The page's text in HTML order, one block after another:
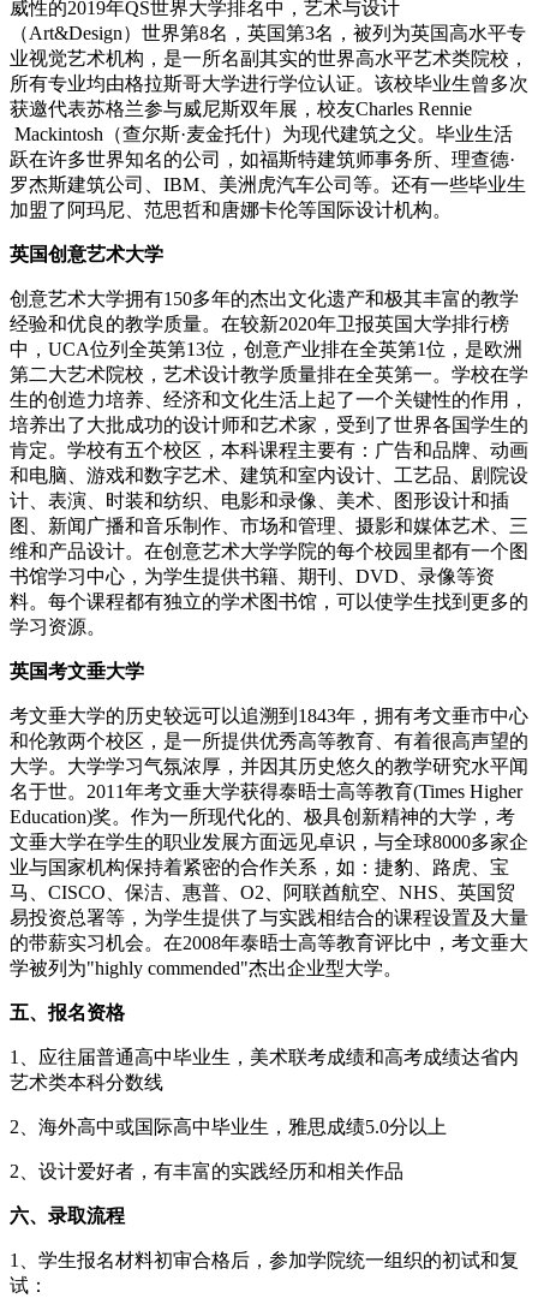
威性的2019年QS世界大学排名中，艺术与设计
（Art&Design）世界第8名，英国第3名，被列为英国高水平专
业视觉艺术机构，是一所名副其实的世界高水平艺术类院校，
所有专业均由格拉斯哥大学进行学位认证。该校毕业生曾多次
获邀代表苏格兰参与威尼斯双年展，校友Charles Rennie
Mackintosh（查尔斯·麦金托什）为现代建筑之父。毕业生活
跃在许多世界知名的公司，如福斯特建筑师事务所、理查德·
罗杰斯建筑公司、IBM、美洲虎汽车公司等。还有一些毕业生
加盟了阿玛尼、范思哲和唐娜卡伦等国际设计机构。
英国创意艺术大学
创意艺术大学拥有150多年的杰出文化遗产和极其丰富的教学
经验和优良的教学质量。在较新2020年卫报英国大学排行榜
中，UCA位列全英第13位，创意产业排在全英第1位，是欧洲
第二大艺术院校，艺术设计教学质量排在全英第一。学校在学
生的创造力培养、经济和文化生活上起了一个关键性的作用，
培养出了大批成功的设计师和艺术家，受到了世界各国学生的
肯定。学校有五个校区，本科课程主要有：广告和品牌、动画
和电脑、游戏和数字艺术、建筑和室内设计、工艺品、剧院设
计、表演、时装和纺织、电影和录像、美术、图形设计和插
图、新闻广播和音乐制作、市场和管理、摄影和媒体艺术、三
维和产品设计。在创意艺术大学学院的每个校园里都有一个图
书馆学习中心，为学生提供书籍、期刊、DVD、录像等资
料。每个课程都有独立的学术图书馆，可以使学生找到更多的
学习资源。
英国考文垂大学
考文垂大学的历史较远可以追溯到1843年，拥有考文垂市中心
和伦敦两个校区，是一所提供优秀高等教育、有着很高声望的
大学。大学学习气氛浓厚，并因其历史悠久的教学研究水平闻
名于世。2011年考文垂大学获得泰晤士高等教育(Times Higher
Education)奖。作为一所现代化的、极具创新精神的大学，考
文垂大学在学生的职业发展方面远见卓识，与全球8000多家企
业与国家机构保持着紧密的合作关系，如：捷豹、路虎、宝
马、CISCO、保洁、惠普、O2、阿联酋航空、NHS、英国贸
易投资总署等，为学生提供了与实践相结合的课程设置及大量
的带薪实习机会。在2008年泰晤士高等教育评比中，考文垂大
学被列为"highly commended"杰出企业型大学。
五、报名资格
1、应往届普通高中毕业生，美术联考成绩和高考成绩达省内
艺术类本科分数线
2、海外高中或国际高中毕业生，雅思成绩5.0分以上
2、设计爱好者，有丰富的实践经历和相关作品
六、录取流程
1、学生报名材料初审合格后，参加学院统一组织的初试和复
试：